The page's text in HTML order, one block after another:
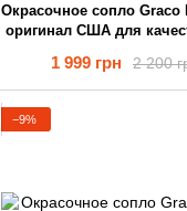
Окрасочное cопло Graco
оригинал США для
2 200
1 999 грн
−9%